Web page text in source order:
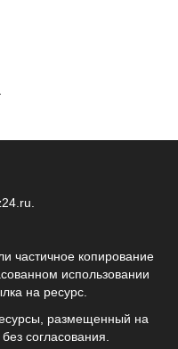
частичное копирование
использовании
на ресурс.
размещенный на
согласования.